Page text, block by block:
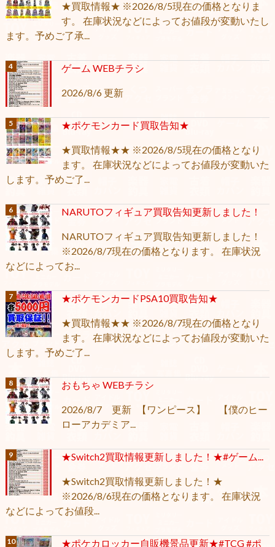
★買取情報★ ※2026/8/5現在の価格となりま
す。 在庫状況などによってお値段が変動いたし
ます。予めご了承...
ゲーム WEBチラシ
2026/8/6 更新
★ポケモンカード買取告知★
★買取情報★★ ※2026/8/5現在の価格となり
ます。 在庫状況などによってお値段が変動いた
します。予めご了...
NARUTOフィギュア買取告知更新しました！
NARUTOフィギュア買取告知更新しました！
※2026/8/7現在の価格となります。 在庫状況
などによってお...
★ポケモンカードPSA10買取告知★
★買取情報★★ ※2026/8/7現在の価格となり
ます。 在庫状況などによってお値段が変動いた
します。予めご了...
おもちゃ WEBチラシ
2026/8/7 更新 【ワンピース】 【僕のヒー
ローアカデミア...
★Switch2買取情報更新しました！★#ゲーム...
★Switch2買取情報更新しました！★
※2026/8/6現在の価格となります。 在庫状況
などによってお値段...
★ポケカロッカー自販機景品更新★#TCG #ポ